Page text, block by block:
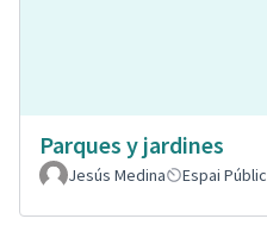
Parques y jardines
Jesús Medina
Espai Públic